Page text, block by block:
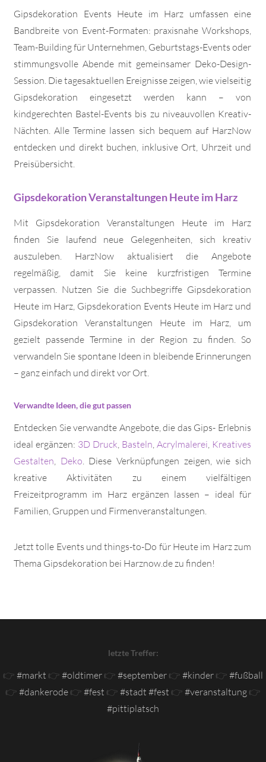
Gipsdekoration Events Heute im Harz umfassen eine
Bandbreite von Event-Formaten: praxisnahe Workshops,
Team-Building für Unternehmen, Geburtstags-Events oder
stimmungsvolle Abende mit gemeinsamer Deko-Design-
Session. Die tagesaktuellen Ereignisse zeigen, wie vielseitig
Gipsdekoration eingesetzt werden kann – von
kindgerechten Bastel-Events bis zu niveauvollen Kreativ-
Nächten. Alle Termine lassen sich bequem auf HarzNow
entdecken und direkt buchen, inklusive Ort, Uhrzeit und
Preisübersicht.
Gipsdekoration Veranstaltungen Heute im Harz
Mit Gipsdekoration Veranstaltungen Heute im Harz
finden Sie laufend neue Gelegenheiten, sich kreativ
auszuleben. HarzNow aktualisiert die Angebote
regelmäßig, damit Sie keine kurzfristigen Termine
verpassen. Nutzen Sie die Suchbegriffe Gipsdekoration
Heute im Harz, Gipsdekoration Events Heute im Harz und
Gipsdekoration Veranstaltungen Heute im Harz, um
gezielt passende Termine in der Region zu finden. So
verwandeln Sie spontane Ideen in bleibende Erinnerungen
– ganz einfach und direkt vor Ort.
Verwandte Ideen, die gut passen
Entdecken Sie verwandte Angebote, die das Gips- Erlebnis
ideal ergänzen: 3D Druck Basteln Acrylmalerei Kreatives
Gestalten
Deko . Diese Verknüpfungen zeigen, wie sich
kreative Aktivitäten zu einem vielfältigen
Freizeitprogramm im Harz ergänzen lassen – ideal für
Familien, Gruppen und Firmenveranstaltungen.
Jetzt tolle Events und things-to-Do für Heute im Harz zum
Thema Gipsdekoration bei Harznow.de zu finden!
letzte Treffer:
👉 #markt 👉 #oldtimer 👉 #september 👉 #kinder 👉 #fußball
👉 #dankerode 👉 #fest 👉 #stadt #fest 👉 #veranstaltung 👉
#pittiplatsch